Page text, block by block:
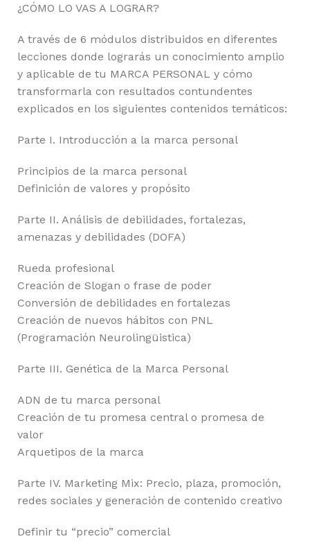
¿CÓMO LO VAS A LOGRAR?
A través de 6 módulos distribuidos en diferentes
lecciones donde lograrás un conocimiento amplio
y aplicable de tu MARCA PERSONAL y cómo
transformarla con resultados contundentes
explicados en los siguientes contenidos temáticos:
Parte I. Introducción a la marca personal
Principios de la marca personal
Definición de valores y propósito
Parte II. Análisis de debilidades, fortalezas,
amenazas y debilidades (DOFA)
Rueda profesional
Creación de Slogan o frase de poder
Conversión de debilidades en fortalezas
Creación de nuevos hábitos con PNL
(Programación Neurolingüistica)
Parte III. Genética de la Marca Personal
ADN de tu marca personal
Creación de tu promesa central o promesa de
valor
Arquetipos de la marca
Parte IV. Marketing Mix: Precio, plaza, promoción,
redes sociales y generación de contenido creativo
Definir tu “precio” comercial